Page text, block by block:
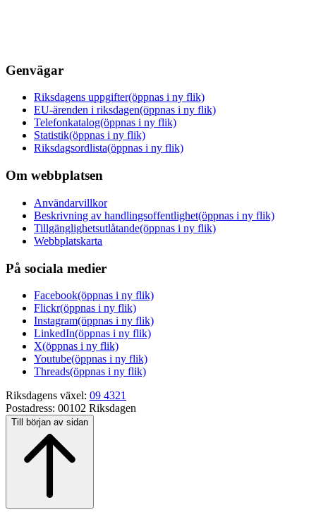
Genvägar
Riksdagens uppgifter(öppnas i ny flik)
EU-ärenden i riksdagen(öppnas i ny flik)
Telefonkatalog(öppnas i ny flik)
Statistik(öppnas i ny flik)
Riksdagsordlista(öppnas i ny flik)
Om webbplatsen
Användarvillkor
Beskrivning av handlingsoffentlighet(öppnas i ny flik)
Tillgänglighetsutlåtande(öppnas i ny flik)
Webbplatskarta
På sociala medier
Facebook(öppnas i ny flik)
Flickr(öppnas i ny flik)
Instagram(öppnas i ny flik)
LinkedIn(öppnas i ny flik)
X(öppnas i ny flik)
Youtube(öppnas i ny flik)
Threads(öppnas i ny flik)
Riksdagens växel: 09 4321
Postadress: 00102 Riksdagen
Till början av sidan